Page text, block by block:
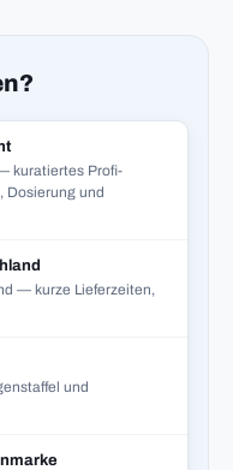
kuratiertes Profi-
Dosierung und
— kurze Lieferzeiten,
und